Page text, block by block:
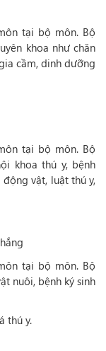
tại bộ môn. Bộ
khoa như chăn
cầm, dinh dưỡng
tại bộ môn. Bộ
khoa thú y, bệnh
vật, luật thú y,
tại bộ môn. Bộ
nuôi, bệnh ký sinh
thú y.